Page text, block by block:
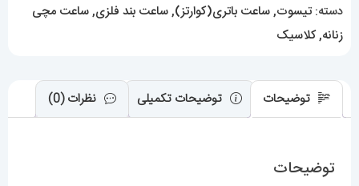
020999
TISSOT
عدد
دسته:تیسوت,ساعت باتری(کوارتز),ساعت بند فلزی,ساعت مچی
زنانه,کلاسیک
توضیحات توضیحات تکمیلی نظرات (0)
توضیحات